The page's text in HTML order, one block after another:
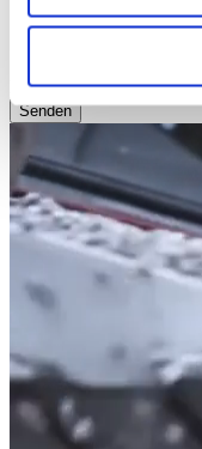
Betreff
Senden